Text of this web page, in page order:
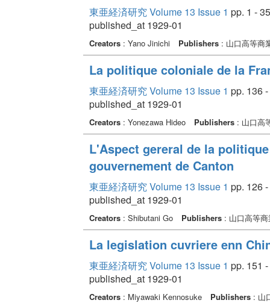
東亜経済研究 Volume 13 Issue 1 pp. 1 - 35
published_at 1929-01
Creators: Yano Jinichi Publishers: 山口高等商
La politique coloniale de la
東亜経済研究 Volume 13 Issue 1 pp. 136
published_at 1929-01
Creators: Yonezawa Hideo Publishers: 山口高
L'Aspect gereral de la
gouvernement de Canton
東亜経済研究 Volume 13 Issue 1 pp. 126
published_at 1929-01
Creators: Shibutani Go Publishers: 山口高等商
La legislation cuvriere enn
東亜経済研究 Volume 13 Issue 1 pp. 151
published_at 1929-01
Creators: Miyawaki Kennosuke Publishers: 山